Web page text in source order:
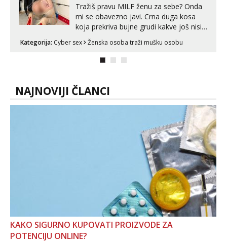
Tražiš pravu MILF ženu za sebe? Onda
mi se obavezno javi. Crna duga kosa
koja prekriva bujne grudi kakve još nisi
vidio, čista ŠESTICA! A usne? O usnama
bolje da ni ne pričam. Prave pune usne
koje će ti se urezati u pamćenje, jer
Kategorija: Cyber sex Ženska osoba traži mušku osobu
NAJNOVIJI ČLANCI
KAKO SIGURNO KUPOVATI PROIZVODE ZA
POTENCIJU ONLINE?